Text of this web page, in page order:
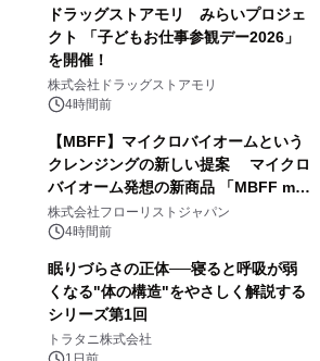
ドラッグストアモリ みらいプロジェ
クト 「子どもお仕事参観デー2026」
を開催！
株式会社ドラッグストアモリ
4時間前
【MBFF】マイクロバイオームという
クレンジングの新しい提案 マイクロ
バイオーム発想の新商品 「MBFF mb
クレンジングPRO」を2026年8月6日
発売
株式会社フローリストジャパン
4時間前
眠りづらさの正体──寝ると呼吸が弱
くなる"体の構造"をやさしく解説する
シリーズ第1回
トラタニ株式会社